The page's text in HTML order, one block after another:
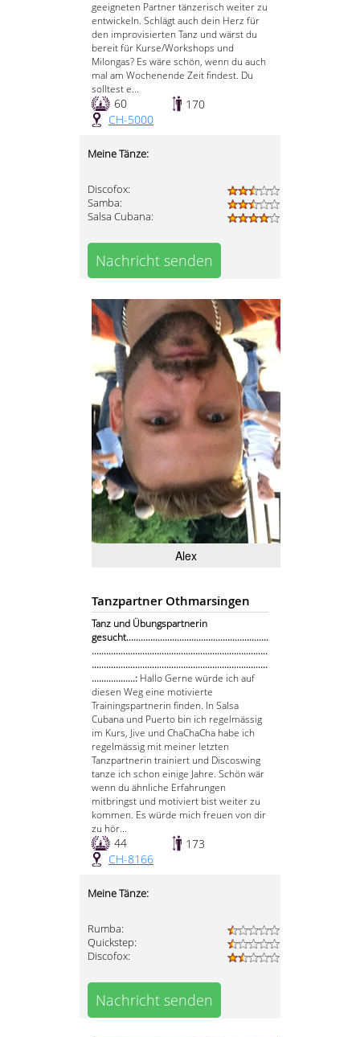
geeigneten Partner tänzerisch weiter zu
entwickeln. Schlägt auch dein Herz für
den improvisierten Tanz und wärst du
bereit für Kurse/Workshops und
Milongas? Es wäre schön, wenn du auch
mal am Wochenende Zeit findest. Du
solltest e...
60
170
CH-5000
Meine Tänze:
Discofox:
Samba:
Salsa Cubana:
Nachricht senden
Alex
Tanzpartner Othmarsingen
Tanz und Übungspartnerin
gesucht...........................................................
.........................................................................
.........................................................................
..................: Hallo Gerne würde ich auf
diesen Weg eine motivierte
Trainingspartnerin finden. In Salsa
Cubana und Puerto bin ich regelmässig
im Kurs, Jive und ChaChaCha habe ich
regelmässig mit meiner letzten
Tanzpartnerin trainiert und Discoswing
tanze ich schon einige Jahre. Schön wär
wenn du ähnliche Erfahrungen
mitbringst und motiviert bist weiter zu
kommen. Es würde mich freuen von dir
zu hör...
44
173
CH-8166
Meine Tänze:
Rumba:
Quickstep:
Discofox:
Nachricht senden